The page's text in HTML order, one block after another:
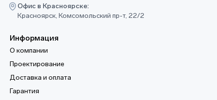
Офис в Красноярске:
Красноярск, Комсомольский пр-т, 22/2
Информация
О компании
Проектирование
Доставка и оплата
Гарантия